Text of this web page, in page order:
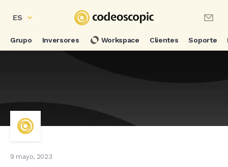
ES
Grupo Inversores Workspace Clientes Soporte
9 mayo, 2023